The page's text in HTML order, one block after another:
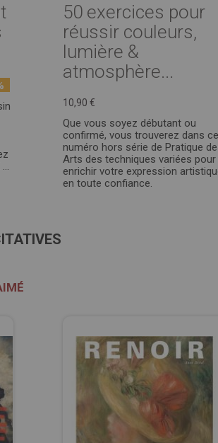
50 exercices pour
réussir couleurs,
lumière &
atmosphère...
10,90 €
Que vous soyez débutant ou
confirmé, vous trouverez dans ce
numéro hors série de Pratique
Arts des techniques variées pour
enrichir votre expression
en toute confiance.